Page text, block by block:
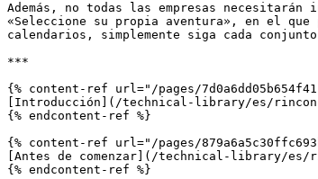
Además, no todas las empresas
«Seleccione su propia aventura», en el
calendarios, simplemente siga cada
***
{% content-ref url="/pages/
[Introducción](/technical-library/es/
{% endcontent-ref %}
{% content-ref url="/pages/
[Antes de comenzar](/technical-library/
{% endcontent-ref %}